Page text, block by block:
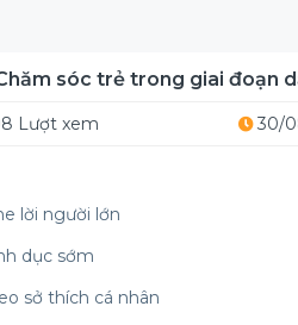
sóc trẻ trong giai đoạn
Lượt xem 30/
lời người lớn
dục sớm
sở thích cá nhân